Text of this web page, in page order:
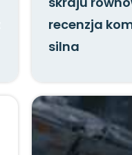
recenzja
silna